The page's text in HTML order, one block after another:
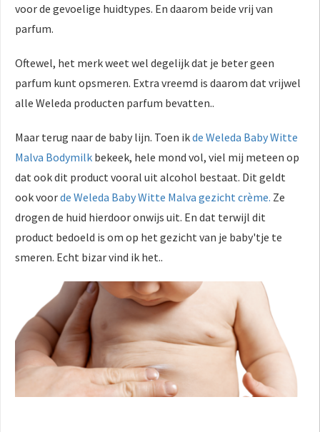
voor de gevoelige huidtypes. En daarom beide vrij van
parfum.
Oftewel, het merk weet wel degelijk dat je beter geen
parfum kunt opsmeren. Extra vreemd is daarom dat vrijwel
alle Weleda producten parfum bevatten..
Maar terug naar de baby lijn. Toen ikde Weleda Baby Witte
Malva Bodymilk bekeek, hele mond vol, viel mij meteen op
dat ook dit product vooral uit alcohol bestaat. Dit geldt
ook voorde Weleda Baby Witte Malva gezicht crème. Ze
drogen de huid hierdoor onwijs uit. En dat terwijl dit
product bedoeld is om op het gezicht van je baby'tje te
smeren. Echt bizar vind ik het..